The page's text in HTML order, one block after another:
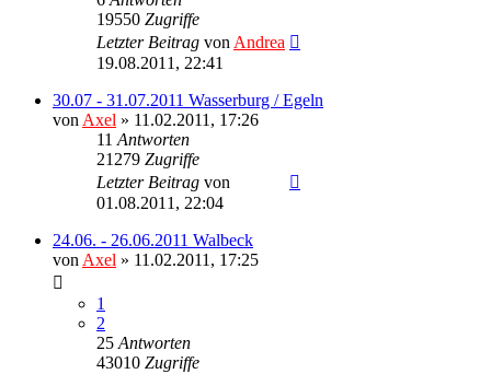
19550 Zugriffe
Letzter Beitrag vonAndrea
19.08.2011, 22:41
30.07 - 31.07.2011 Wasserburg / Egeln
vonAxel » 11.02.2011, 17:26
11Antworten
21279 Zugriffe
Letzter Beitrag von
01.08.2011, 22:04
24.06. - 26.06.2011 Walbeck
vonAxel » 11.02.2011, 17:25
1
2
25Antworten
43010 Zugriffe